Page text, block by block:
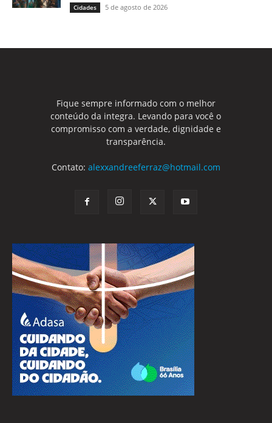
Cidades 5 de agosto de 2026
Fique sempre informado com o melhor
conteúdo da integra. Levando para você o
compromisso com a verdade, dignidade e
transparência.
Contato: alexxandreeferraz@hotmail.com